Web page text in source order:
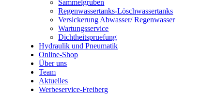
Sammelgruben
Regenwassertanks-Löschwassertanks
Versickerung Abwasser/ Regenwasser
Wartungsservice
Dichtheitspruefung
Hydraulik und Pneumatik
Online-Shop
Über uns
Team
Aktuelles
Werbeservice-Freiberg